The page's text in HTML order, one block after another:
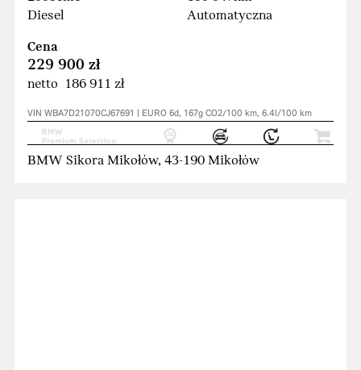
Diesel
Automatyczna
Cena
229 900 zł
netto 186 911 zł
VIN WBA7D21070CJ67691 | EURO 6d, 167g CO2/100 km, 6.4l/100 km
BMW Sikora Mikołów, 43-190 Mikołów